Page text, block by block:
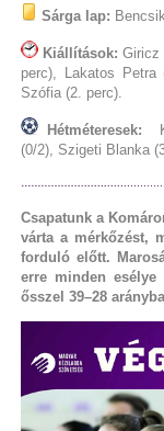
Sárga lap:
Kiállítások:Giricz
perc), Lakatos
Szófia (2. perc).
Hétméteresek:
(0/2), Szigeti Blanka
Csapatunk a
várta a mérkőzést,
forduló előtt.
erre minden
ősszel 39–28